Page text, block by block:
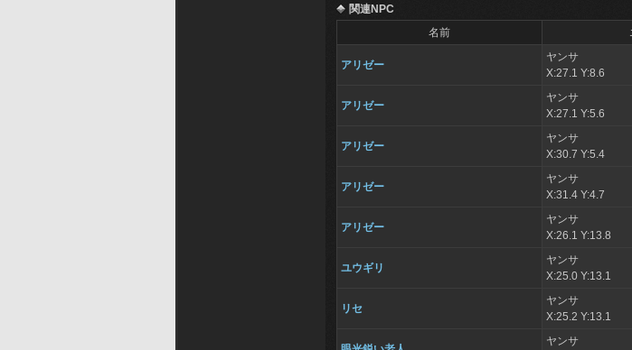
関連NPC
名前
アリゼー
ヤンサ
X:27.1 Y:8.6
アリゼー
ヤンサ
X:27.1 Y:5.6
アリゼー
ヤンサ
X:30.7 Y:5.4
アリゼー
ヤンサ
X:31.4 Y:4.7
アリゼー
ヤンサ
X:26.1 Y:13.8
ユウギリ
ヤンサ
X:25.0 Y:13.1
リセ
ヤンサ
X:25.2 Y:13.1
ヤンサ